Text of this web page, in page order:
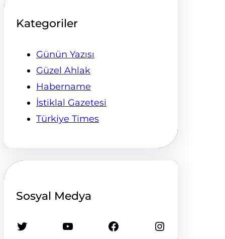
Kategoriler
Günün Yazısı
Güzel Ahlak
Habername
İstiklal Gazetesi
Türkiye Times
Sosyal Medya
Twitter YouTube Facebook Instagram